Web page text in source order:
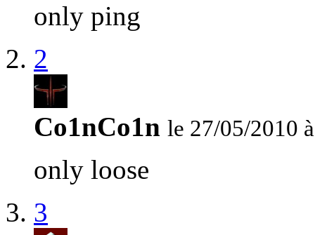
only ping
2
Co1nCo1n le 27/05/2010
only loose
3